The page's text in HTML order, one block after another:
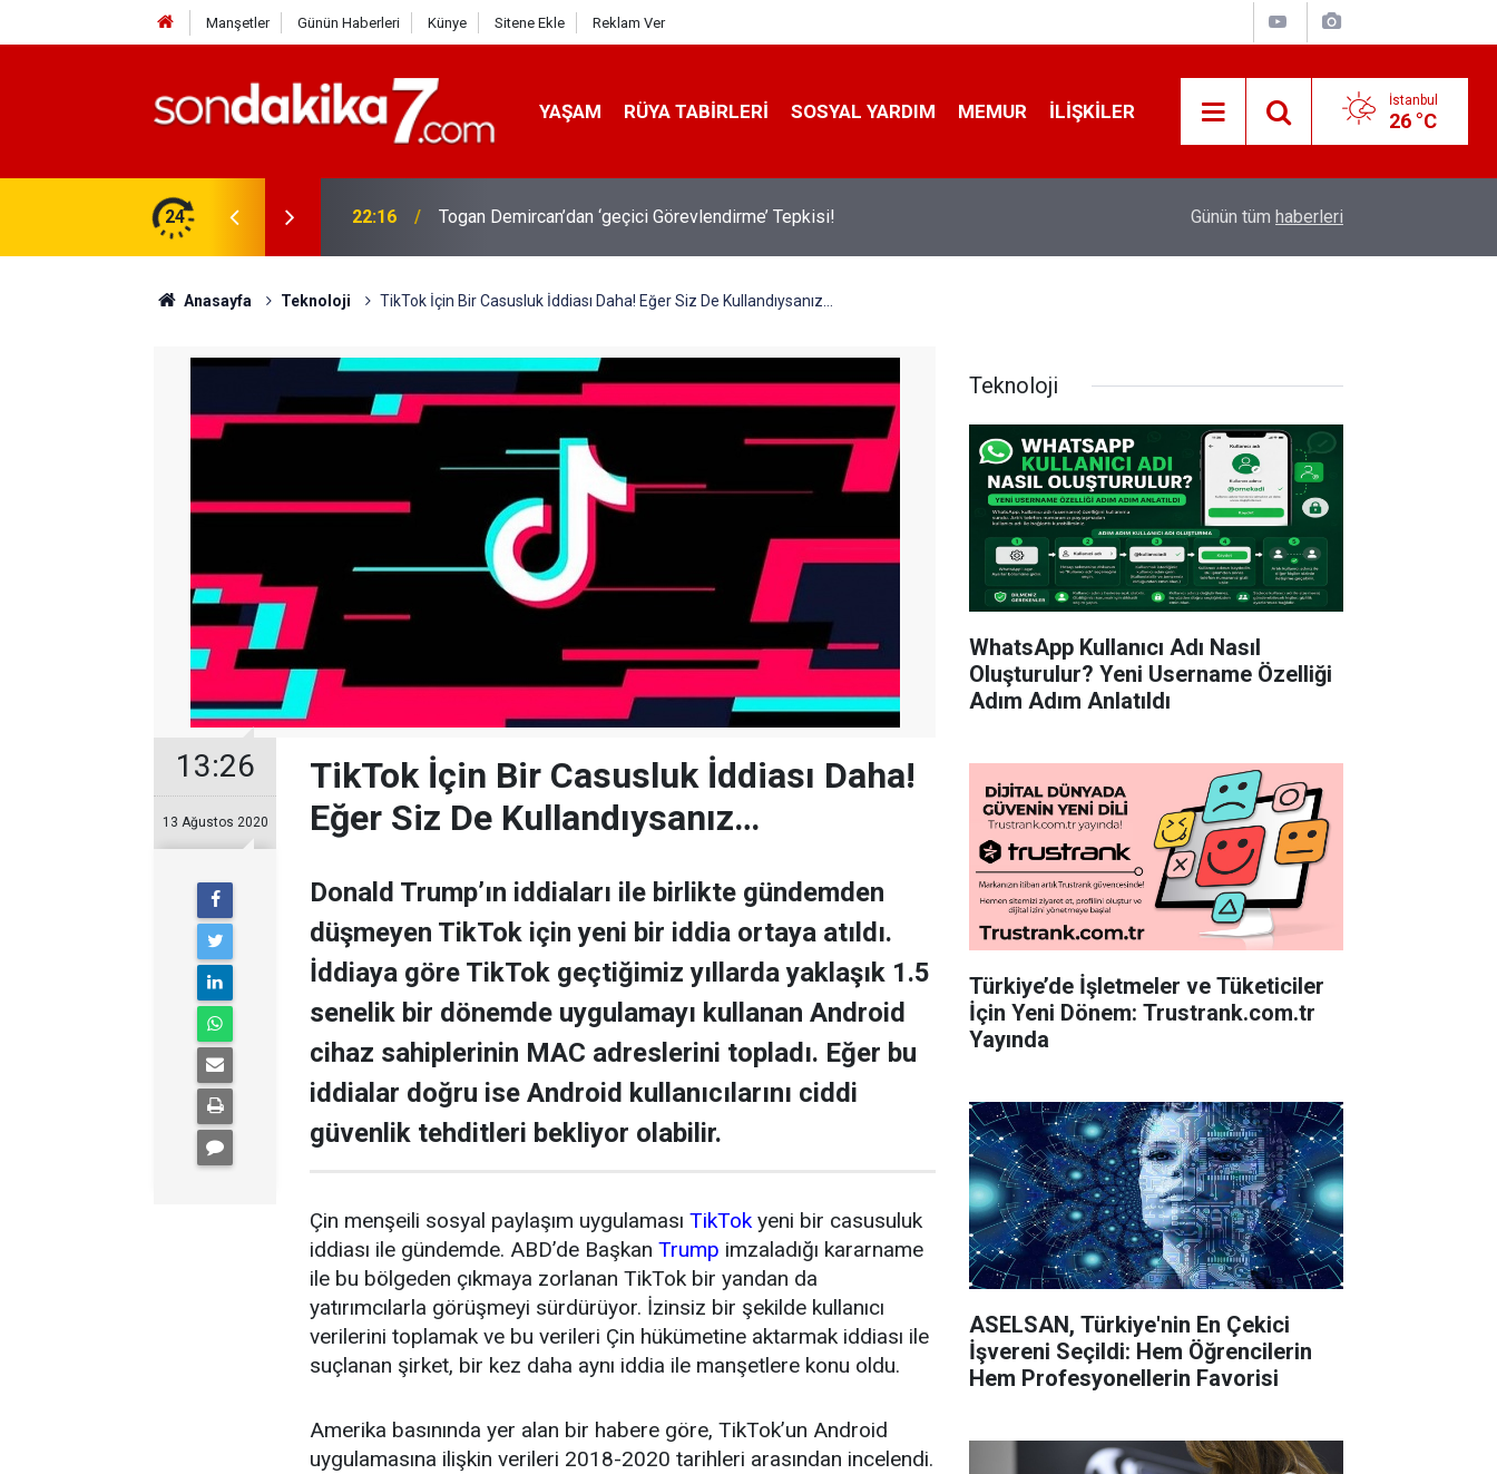
Manşetler Günün Haberleri Künye Sitene Ekle Reklam Ver
YAŞAM RÜYA TABIRLERI SOSYAL YARDIM MEMUR İLIŞKILER İstanbul
26 °C
24 22:16 Togan Demircan’dan ‘geçici Görevlendirme’ Tepkisi! Sıcak Havalarda Ödem Şikayetini Hafife
Günün tüm haberleri
Anasayfa Teknoloji TikTok İçin Bir Casusluk İddiası Daha! Eğer Siz De Kullandıysanız…
13:26
13 Ağustos 2020
TikTok İçin Bir Casusluk İddiası Daha!
Eğer Siz De Kullandıysanız…
Donald Trump’ın iddiaları ile birlikte gündemden
düşmeyen TikTok için yeni bir iddia ortaya atıldı.
İddiaya göre TikTok geçtiğimiz yıllarda yaklaşık 1.5
senelik bir dönemde uygulamayı kullanan Android
cihaz sahiplerinin MAC adreslerini topladı. Eğer bu
iddialar doğru ise Android kullanıcılarını ciddi
güvenlik tehditleri bekliyor olabilir.
Çin menşeili sosyal paylaşım uygulaması TikTokyeni bir casusuluk
iddiası ile gündemde. ABD’de Başkan Trump imzaladığı kararname
ile bu bölgeden çıkmaya zorlanan TikTok bir yandan da
yatırımcılarla görüşmeyi sürdürüyor. İzinsiz bir şekilde kullanıcı
verilerini toplamak ve bu verileri Çin hükümetine aktarmak iddiası ile
suçlanan şirket, bir kez daha aynı iddia ile manşetlere konu oldu.
Amerika basınında yer alan bir habere göre, TikTok’un Android
uygulamasına ilişkin verileri 2018-2020 tarihleri arasından incelendi.
Teknoloji
WhatsApp Kullanıcı Adı Nasıl
Oluşturulur? Yeni Username Özelliği
Adım Adım Anlatıldı
Türkiye’de İşletmeler ve Tüketiciler
İçin Yeni Dönem: Trustrank.com.tr
Yayında
ASELSAN, Türkiye'nin En Çekici
İşvereni Seçildi: Hem Öğrencilerin
Hem Profesyonellerin Favorisi